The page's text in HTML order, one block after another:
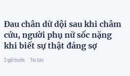
Đau chân dữ dội sau khi châm
cứu, người phụ nữ sốc nặng
khi biết sự thật đáng sợ
2 giờ trước Tin tức